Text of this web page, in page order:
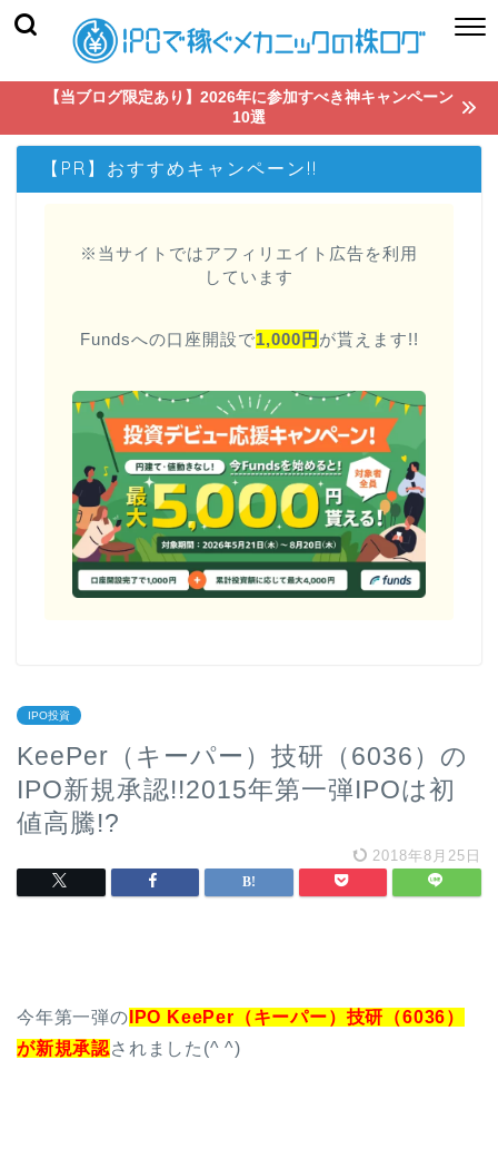
【当ブログ限定あり】2026年に参加すべき神キャンペーン
10選
【PR】おすすめキャンペーン!!
※当サイトではアフィリエイト広告を利用
しています
Fundsへの口座開設で1,000円 が貰えます!!
IPO投資
KeePer（キーパー）技研（6036）の
IPO新規承認!!2015年第一弾IPOは初
値高騰!?
2018年8月25日
今年第一弾の IPO KeePer（キーパー）技研（6036）
が新規承認されました(^ ^)